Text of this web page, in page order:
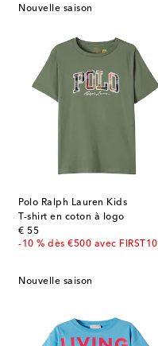
Nouvelle saison
Polo Ralph Lauren Kids
T-shirt en coton à logo
€ 55
original price
-10 % dès €500 avec FIRST10
Nouvelle saison